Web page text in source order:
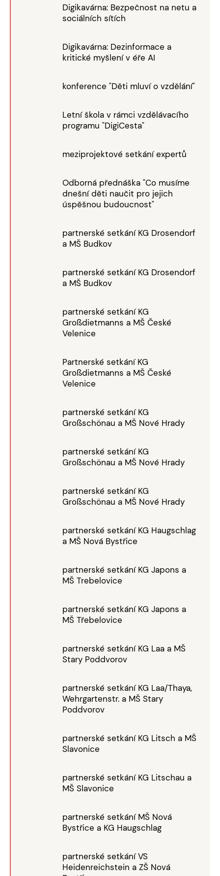
Digikavárna: Bezpečnost na netu a
sociálních sítích
Digikavárna: Dezinformace a
kritické myšlení v éře AI
konference "Děti mluví o vzdělání"
Letní škola v rámci vzdělávacího
programu "DigiCesta"
meziprojektové setkání expertů
Odborná přednáška "Co musíme
dnešní děti naučit pro jejich
úspěšnou budoucnost"
partnerské setkání KG Drosendorf
a MŠ Budkov
partnerské setkání KG Drosendorf
a MŠ Budkov
partnerské setkání KG
Großdietmanns a MŠ České
Velenice
Partnerské setkání KG
Großdietmanns a MŠ České
Velenice
partnerské setkání KG
Großschönau a MŠ Nové Hrady
partnerské setkání KG
Großschönau a MŠ Nové Hrady
partnerské setkání KG
Großschönau a MŠ Nové Hrady
partnerské setkání KG Haugschlag
a MŠ Nová Bystřice
partnerské setkání KG Japons a
MŠ Trebelovice
partnerské setkání KG Japons a
MŠ Třebelovice
partnerské setkání KG Laa a MŠ
Stary Poddvorov
partnerské setkání KG Laa/Thaya,
Wehrgartenstr. a MŠ Stary
Poddvorov
partnerské setkání KG Litsch a MŠ
Slavonice
partnerské setkání KG Litschau a
MŠ Slavonice
partnerské setkání MŠ Nová
Bystřice a KG Haugschlag
partnerské setkání VS
Heidenreichstein a ZŠ Nová